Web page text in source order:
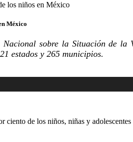
los niños en México
México
sobre la Situación de la
estados y 265 municipios.
ciento de los niños, niñas y